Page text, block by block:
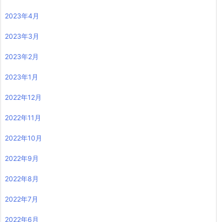
2023年4月
2023年3月
2023年2月
2023年1月
2022年12月
2022年11月
2022年10月
2022年9月
2022年8月
2022年7月
2022年6月